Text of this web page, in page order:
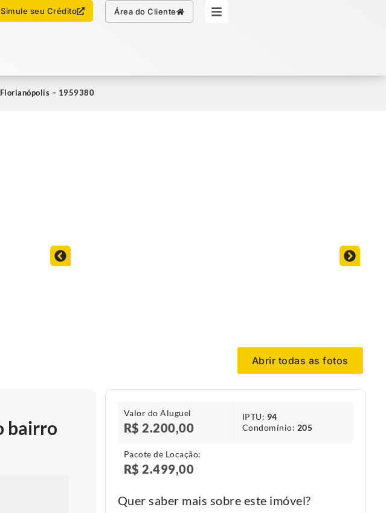
Simule seu Crédito Área do Cliente
no WhatsApp Simule seu Crédito
– 1959380
Abrir todas as fotos
bairro
Valor do Aluguel
R$ 2.200,00
IPTU​: 94
Condomínio​: 205
Pacote de Locação:
R$ 2.499,00
Quer saber mais sobre este imóvel?